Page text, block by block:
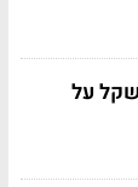
כללית סירבה להחזיר 8,300 שקל על